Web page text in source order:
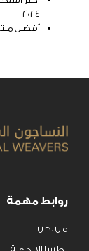
المسؤولية
البيئة
إدارة علاقات
معلومات
الإصدارات
2024
أفضل منتج
روابط مهمة
من نحن